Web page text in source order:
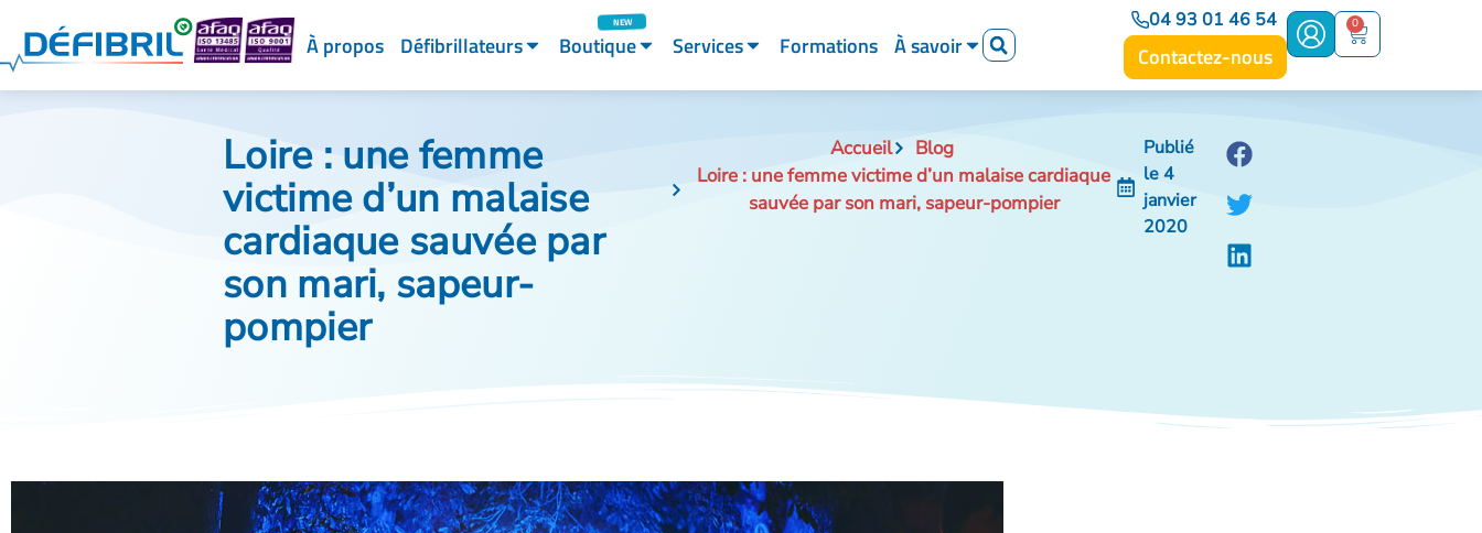
À propos Défibrillateurs Boutique Services Formations À savoir
04 93 01 46 54
Contactez-nous
0
Loire : une femme
victime d’un malaise
cardiaque sauvée par
son mari, sapeur-
pompier
Accueil
Blog
Loire : une femme victime d’un malaise cardiaque
sauvée par son mari, sapeur-pompier
Publié
le4
janvier
2020